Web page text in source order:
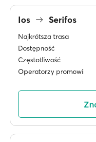
Ios Serifos
Najkrótsza trasa
Dostępność
Częstotliwość
Operatorzy promowi